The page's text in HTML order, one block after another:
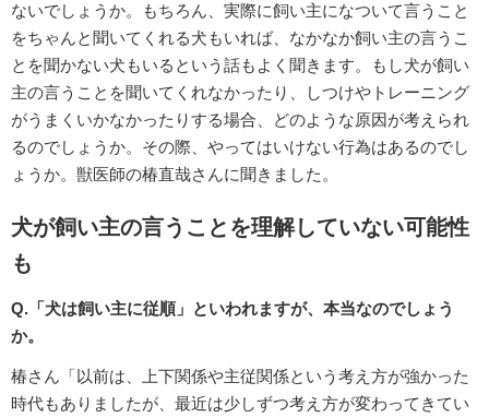
ないでしょうか。もちろん、実際に飼い主になついて言うこと
をちゃんと聞いてくれる犬もいれば、なかなか飼い主の言うこ
とを聞かない犬もいるという話もよく聞きます。もし犬が飼い
主の言うことを聞いてくれなかったり、しつけやトレーニング
がうまくいかなかったりする場合、どのような原因が考えられ
るのでしょうか。その際、やってはいけない行為はあるのでし
ょうか。獣医師の椿直哉さんに聞きました。
犬が飼い主の言うことを理解していない可能性
も
Q.「犬は飼い主に従順」といわれますが、本当なのでしょう
か。
椿さん「以前は、上下関係や主従関係という考え方が強かった
時代もありましたが、最近は少しずつ考え方が変わってきてい